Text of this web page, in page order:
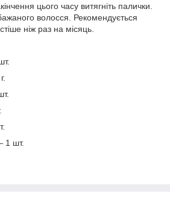
цього часу витягніть палички.
волосся. Рекомендується
ніж раз на місяць.
1 шт.